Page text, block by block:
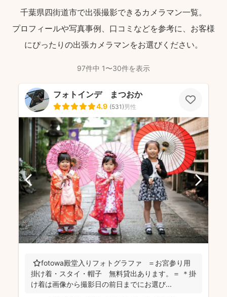
千葉県四街道市で出張撮影できるカメラマン一覧。
プロフィールや写真事例、口コミなどを参考に、お客様
にぴったりの出張カメラマンをお選びください。
97件中 1〜30件を表示
フォトインデ まつおか
4.9 (531)男性
⭐️fotowa殿堂入りフォトグラファ ＝お宮参り用
掛け着・スタイ・帽子 無料貸出あります。＝ ＊掛
け着は画像から撮影日の前日までにお選び...